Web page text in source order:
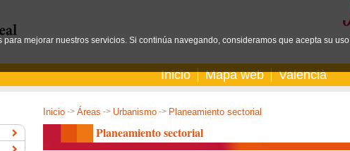
Inicio Mapa web Valencià
Inicio -> Áreas -> Urbanismo -> Planeamiento sectorial
Planeamiento sectorial
mejorar nuestros servicios. Si continúa navegando, consideramos que acepta su uso.